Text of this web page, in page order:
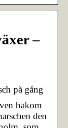
–
på gång
bakom
den